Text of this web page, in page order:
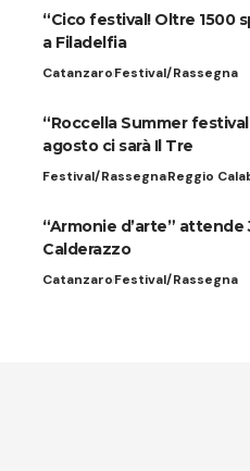
“Cico festival! Oltre 1500
a Filadelfia
CatanzaroFestival/Rassegna
“Roccella Summer
agosto ci sarà Il Tre
Festival/RassegnaReggio
“Armonie d’arte” attende
Calderazzo
CatanzaroFestival/Rassegna